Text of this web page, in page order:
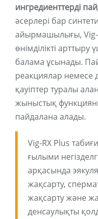
ингредиенттерді
әсерлері бар
айырмашылығы,
өнімділікті арттыру
балама ұсынады.
реакциялар немесе
қауіптер туралы
жыныстық
пайдалана алады.
Vig-RX Plus
ғылыми
арқасында
жақсарту,
жақсарту және
денсаулықты